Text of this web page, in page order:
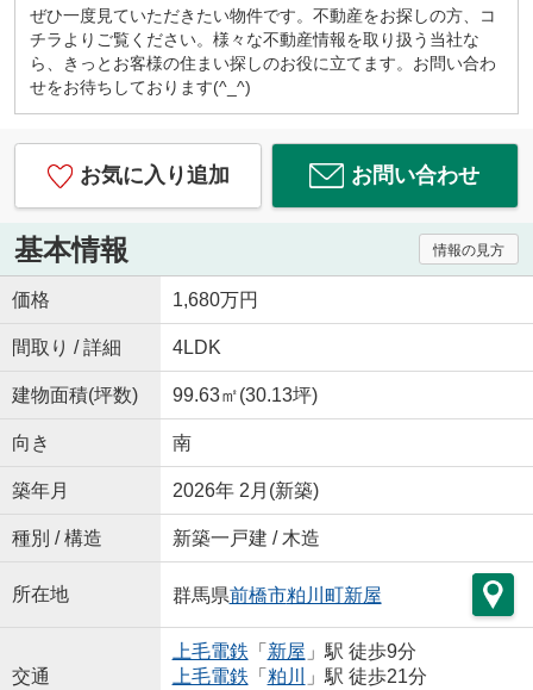
ぜひ一度見ていただきたい物件です。不動産をお探しの方、コ
チラよりご覧ください。様々な不動産情報を取り扱う当社な
ら、きっとお客様の住まい探しのお役に立てます。お問い合わ
せをお待ちしております(^_^)
お気に入り追加 お問い合わせ
基本情報 情報の見方
価格 1,680万円
間取り / 詳細 4LDK
建物面積(坪数) 99.63㎡(30.13坪)
向き 南
築年月 2026年 2月(新築)
種別 / 構造 新築一戸建 / 木造
所在地 群馬県前橋市粕川町新屋
交通
上毛電鉄 「 新屋 」駅 徒歩9分
上毛電鉄 「 粕川
」駅 徒歩21分